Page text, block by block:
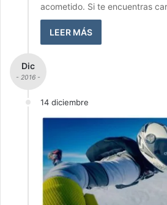
acometido. Si te encuentras
LEER MÁS
Dic
- 2016 -
14 diciembre